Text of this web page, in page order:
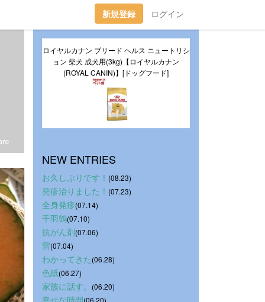
新規登録 ログイン
ロイヤルカナン ブリード ヘルス ニュートリシ
ョン 柴犬 成犬用(3kg)【ロイヤルカナン
(ROYAL CANIN)】[ドッグフード]
NEW ENTRIES
お久しぶりです！ (08.23)
発疹治りました！ (07.23)
全身発疹(07.14)
千羽鶴(07.10)
抗がん剤(07.06)
雷(07.04)
わかってきた(06.28)
色紙(06.27)
家族に話す。 (06.20)
幸せな時間(06.20)